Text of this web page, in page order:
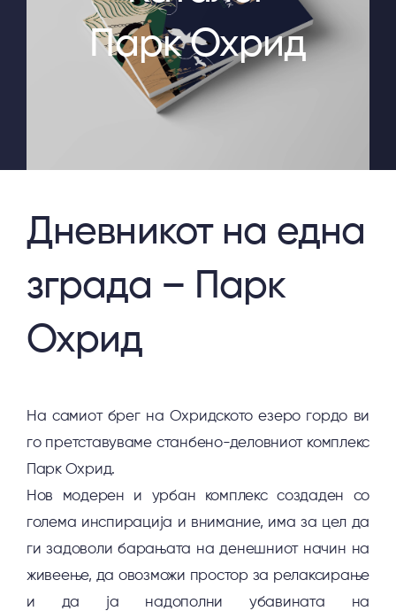
Парк Охрид
Дневникот на една
зграда – Парк
Охрид
На самиот брег на Охридското езеро гордо ви
го претставуваме станбено-деловниот комплекс
Парк Охрид.
Нов модерен и урбан комплекс создаден со
голема инспирација и внимание, има за цел да
ги задоволи барањата на денешниот начин на
живеење, да овозможи простор за релаксирање
и да ја надополни убавината на